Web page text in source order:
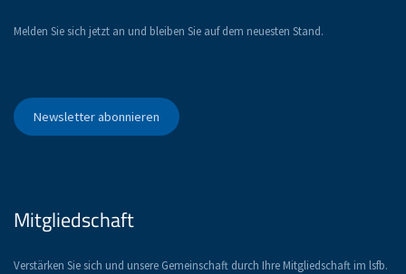
Melden Sie sich jetzt an und bleiben Sie auf dem neuesten Stand.
Newsletter abonnieren
Mitgliedschaft
Verstärken Sie sich und unsere Gemeinschaft durch Ihre Mitgliedschaft im lsfb.